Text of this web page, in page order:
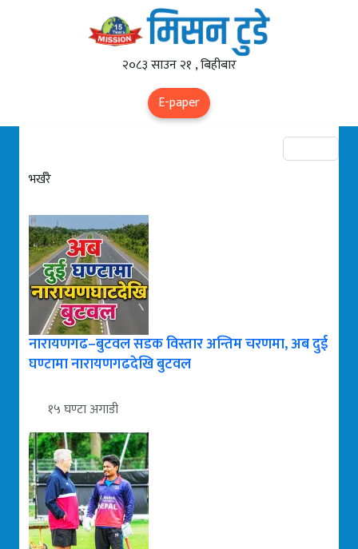
२०८३ साउन २१ , बिहीबार
E-paper
भर्खरै
नारायणगढ–बुटवल सडक विस्तार अन्तिम चरणमा, अब दुई
घण्टामा नारायणगढदेखि बुटवल
१५ घण्टा अगाडी